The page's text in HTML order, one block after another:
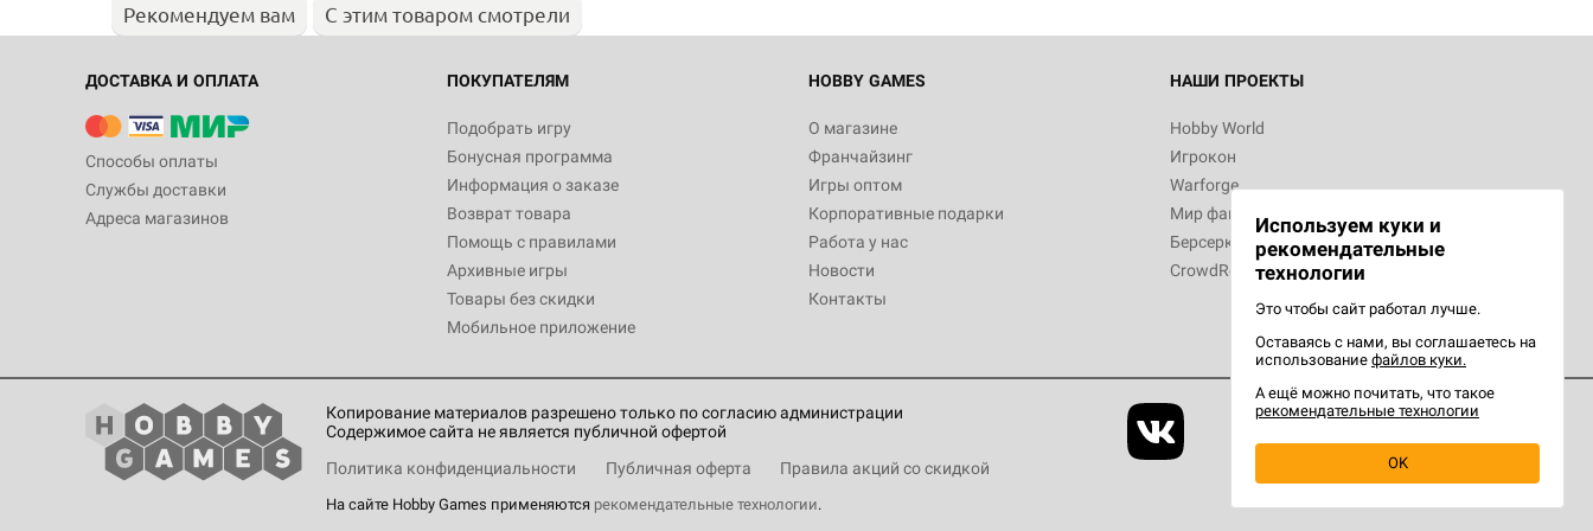
Рекомендуем вам С этим товаром смотрели
ДОСТАВКА И ОПЛАТА
Способы оплаты
Службы доставки
Адреса магазинов
ПОКУПАТЕЛЯМ
Подобрать игру
Бонусная программа
Информация о заказе
Возврат товара
Помощь с правилами
Архивные игры
Товары без скидки
Мобильное приложение
HOBBY GAMES
О магазине
Франчайзинг
Игры оптом
Корпоративные подарки
Работа у нас
Новости
Контакты
НАШИ ПРОЕКТЫ
Hobby World
Игрокон
Warforge
Мир фантастики
Берсерк
CrowdRepublic
Копирование материалов разрешено только по согласию администрации
Содержимое сайта не является публичной офертой
Политика конфиденциальности
Публичная оферта Правила акций со скидкой
На сайте Hobby Games применяются рекомендательные технологии.
Используем куки и
рекомендательные
технологии
Это чтобы сайт работал лучше.
Оставаясь с нами, вы соглашаетесь на
использование файлов куки.
А ещё можно почитать, что такое
рекомендательные технологии
OK